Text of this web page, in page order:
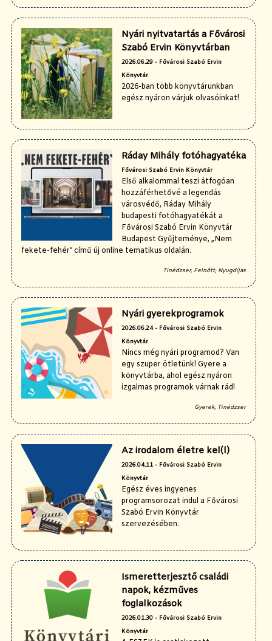
Nyári nyitvatartás a Fővárosi
Szabó Ervin Könyvtárban
2026.06.29 - Fővárosi Szabó Ervin
Könyvtár
2026-ban több könyvtárunkban
egész nyáron várjuk olvasóinkat!
Ráday Mihály fotóhagyatéka
Fővárosi Szabó Ervin Könyvtár
Első alkalommal teszi átfogóan
hozzáférhetővé a legendás
városvédő, Ráday Mihály
budapesti fotóhagyatékát a
Fővárosi Szabó Ervin Könyvtár
Budapest Gyűjteménye, „Nem
fekete-fehér” című új online tematikus oldalán.
Tinédzser, Felnőtt, Nyugdíjas
Nyári gyerekprogramok
2026.06.24 - Fővárosi Szabó Ervin
Könyvtár
Nincs még nyári programod? Van
egy szuper ötletünk! Gyere a
könyvtárba, ahol egész nyáron
izgalmas programok várnak rád!
Gyerek, Tinédzser
Az irodalom életre kel(l)
2026.04.11 - Fővárosi Szabó Ervin
Könyvtár
Egész éves ingyenes
programsorozat indul a Fővárosi
Szabó Ervin Könyvtár
szervezésében.
Ismeretterjesztő családi
napok, kézműves
foglalkozások
2026.01.30 - Fővárosi Szabó Ervin
Könyvtár